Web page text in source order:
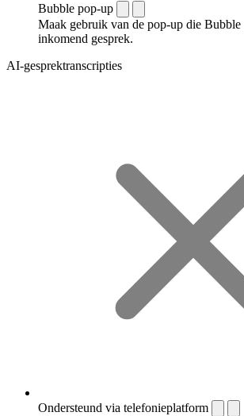
Bubble pop-up
Maak gebruik van de pop-up die Bubble
inkomend gesprek.
AI-gesprektranscripties
Ondersteund via telefonieplatform